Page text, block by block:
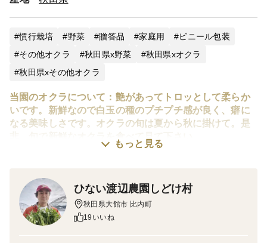
慣行栽培 野菜 贈答品 家庭用
ビニール包装
その他オクラ
秋田県x野菜
秋田県xオクラ
秋田県xその他オクラ
当園のオクラについて：艶があってトロッとして柔らか
いです。新鮮なので白玉の種のプチプチ感が良く、癖に
なる美味しさです。オクラの旬は夏から秋に掛けて。是
非、旬で新鮮なオクラを食べて見て下さい。
しいです。お醤油を垂らしても良いですね。お肉とも合
うので炒め物も美味しいです。
栽培：ハウス栽培で大切に管理して育てているので、風
もっと見る
ひない渡辺農園しどけ村
秋田県大館市 比内町
19いいね